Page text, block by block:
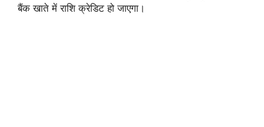
बैंक खाते में राशि क्रेडिट हो जाएगा।